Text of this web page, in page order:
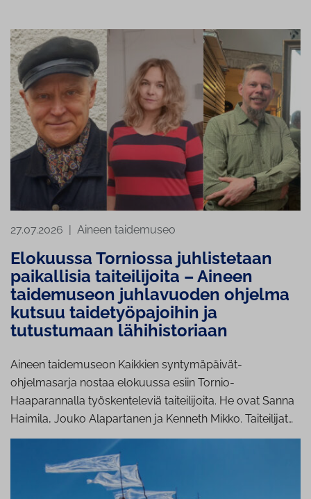
27.07.2026 Aineen taidemuseo
Elokuussa Torniossa juhlistetaan
paikallisia taiteilijoita – Aineen
taidemuseon juhlavuoden ohjelma
kutsuu taidetyöpajoihin ja
tutustumaan lähihistoriaan
Aineen taidemuseon Kaikkien syntymäpäivät-
ohjelmasarja nostaa elokuussa esiin Tornio-
Haaparannalla työskenteleviä taiteilijoita. He ovat Sanna
Haimila, Jouko Alapartanen ja Kenneth Mikko. Taiteilijat…